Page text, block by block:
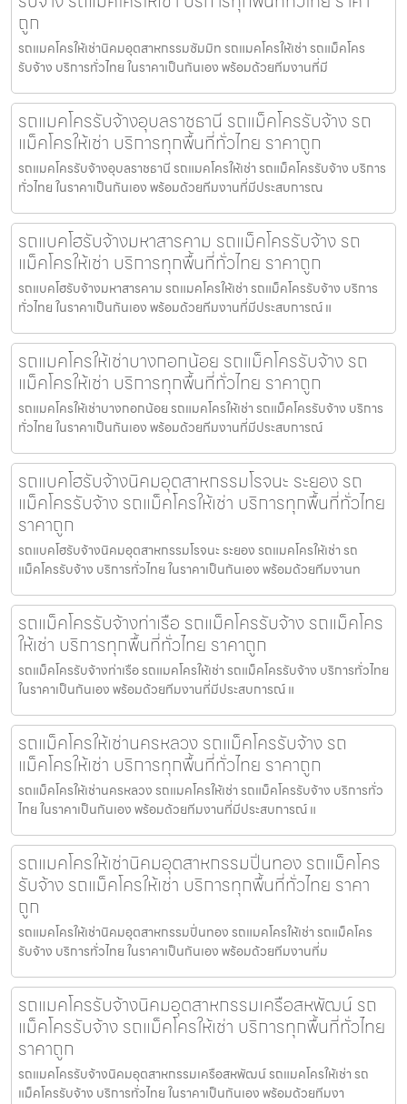
ถูก
รถแมคโครให้เช่านิคมอุตสาหกรรมซัมมิท รถแมคโครให้เช่า รถแม็คโคร
รับจ้าง บริการทั่วไทย ในราคาเป็นกันเอง พร้อมด้วยทีมงานที่มี
รถแมคโครรับจ้างอุบลราชธานี รถแม็คโครรับจ้าง รถ
แม็คโครให้เช่า บริการทุกพื้นที่ทั่วไทย ราคาถูก
รถแมคโครรับจ้างอุบลราชธานี รถแมคโครให้เช่า รถแม็คโครรับจ้าง บริการ
ทั่วไทย ในราคาเป็นกันเอง พร้อมด้วยทีมงานที่มีประสบการณ
รถแบคโฮรับจ้างมหาสารคาม รถแม็คโครรับจ้าง รถ
แม็คโครให้เช่า บริการทุกพื้นที่ทั่วไทย ราคาถูก
รถแบคโฮรับจ้างมหาสารคาม รถแมคโครให้เช่า รถแม็คโครรับจ้าง บริการ
ทั่วไทย ในราคาเป็นกันเอง พร้อมด้วยทีมงานที่มีประสบการณ์ แ
รถแมคโครให้เช่าบางกอกน้อย รถแม็คโครรับจ้าง รถ
แม็คโครให้เช่า บริการทุกพื้นที่ทั่วไทย ราคาถูก
รถแมคโครให้เช่าบางกอกน้อย รถแมคโครให้เช่า รถแม็คโครรับจ้าง บริการ
ทั่วไทย ในราคาเป็นกันเอง พร้อมด้วยทีมงานที่มีประสบการณ์
รถแบคโฮรับจ้างนิคมอุตสาหกรรมโรจนะ ระยอง รถ
แม็คโครรับจ้าง รถแม็คโครให้เช่า บริการทุกพื้นที่ทั่วไทย
ราคาถูก
รถแบคโฮรับจ้างนิคมอุตสาหกรรมโรจนะ ระยอง รถแมคโครให้เช่า รถ
แม็คโครรับจ้าง บริการทั่วไทย ในราคาเป็นกันเอง พร้อมด้วยทีมงานท
รถแม็คโครรับจ้างท่าเรือ รถแม็คโครรับจ้าง รถแม็คโคร
ให้เช่า บริการทุกพื้นที่ทั่วไทย ราคาถูก
รถแม็คโครรับจ้างท่าเรือ รถแมคโครให้เช่า รถแม็คโครรับจ้าง บริการทั่วไทย
ในราคาเป็นกันเอง พร้อมด้วยทีมงานที่มีประสบการณ์ แ
รถแม็คโครให้เช่านครหลวง รถแม็คโครรับจ้าง รถ
แม็คโครให้เช่า บริการทุกพื้นที่ทั่วไทย ราคาถูก
รถแม็คโครให้เช่านครหลวง รถแมคโครให้เช่า รถแม็คโครรับจ้าง บริการทั่ว
ไทย ในราคาเป็นกันเอง พร้อมด้วยทีมงานที่มีประสบการณ์ แ
รถแมคโครให้เช่านิคมอุตสาหกรรมปิ่นทอง รถแม็คโคร
รับจ้าง รถแม็คโครให้เช่า บริการทุกพื้นที่ทั่วไทย ราคา
ถูก
รถแมคโครให้เช่านิคมอุตสาหกรรมปิ่นทอง รถแมคโครให้เช่า รถแม็คโคร
รับจ้าง บริการทั่วไทย ในราคาเป็นกันเอง พร้อมด้วยทีมงานที่ม
รถแมคโครรับจ้างนิคมอุตสาหกรรมเครือสหพัฒน์ รถ
แม็คโครรับจ้าง รถแม็คโครให้เช่า บริการทุกพื้นที่ทั่วไทย
ราคาถูก
รถแมคโครรับจ้างนิคมอุตสาหกรรมเครือสหพัฒน์ รถแมคโครให้เช่า รถ
แม็คโครรับจ้าง บริการทั่วไทย ในราคาเป็นกันเอง พร้อมด้วยทีมงา